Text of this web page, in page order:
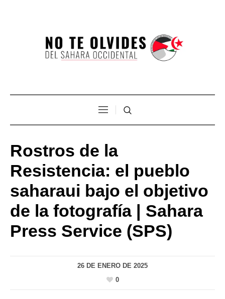
Rostros de la
Resistencia: el pueblo
saharaui bajo el objetivo
de la fotografía | Sahara
Press Service (SPS)
26 DE ENERO DE 2025
0